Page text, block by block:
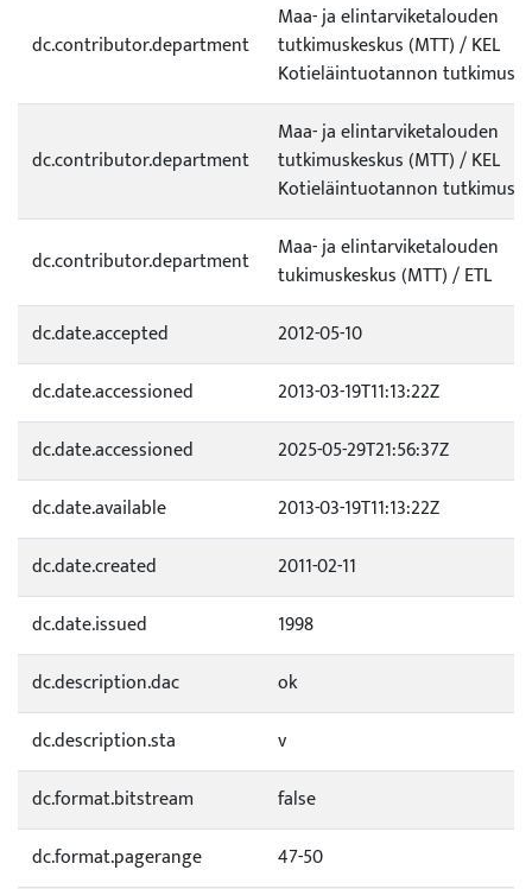
dc.contributor.department
Maa- ja elintarviketalouden
tutkimuskeskus (MTT) / KEL
Kotieläintuotannon tutkimus
dc.contributor.department
Maa- ja elintarviketalouden
tutkimuskeskus (MTT) / KEL
Kotieläintuotannon tutkimus
dc.contributor.department
Maa- ja elintarviketalouden
tukimuskeskus (MTT) / ETL
dc.date.accepted
2012-05-10
dc.date.accessioned
2013-03-19T11:13:22Z
dc.date.accessioned
2025-05-29T21:56:37Z
dc.date.available
2013-03-19T11:13:22Z
dc.date.created
2011-02-11
dc.date.issued
1998
dc.description.dac
ok
dc.description.sta
v
dc.format.bitstream
false
dc.format.pagerange
47-50